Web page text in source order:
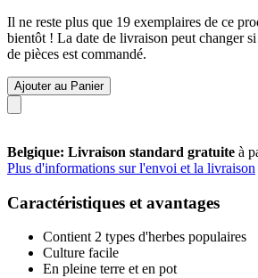
Il ne reste plus que 19 exemplaires de ce
bientôt ! La date de livraison peut changer
de pièces est commandé.
Ajouter au Panier
Belgique: Livraison standard gratuite à
Plus d'informations sur l'envoi et la livraison
Caractéristiques et avantages
Contient 2 types d'herbes populaires
Culture facile
En pleine terre et en pot